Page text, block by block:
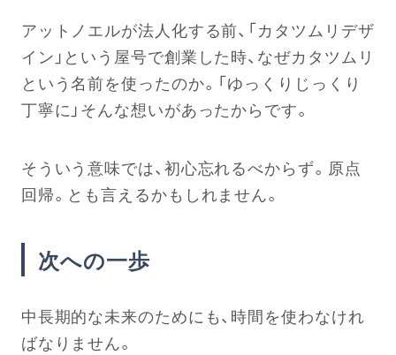
アットノエルが法人化する前、「カタツムリデザ
イン」という屋号で創業した時、なぜカタツムリ
という名前を使ったのか。「ゆっくりじっくり
丁寧に」そんな想いがあったからです。
そういう意味では、初心忘れるべからず。原点
回帰。とも言えるかもしれません。
次への一歩
中長期的な未来のためにも、時間を使わなけれ
ばなりません。